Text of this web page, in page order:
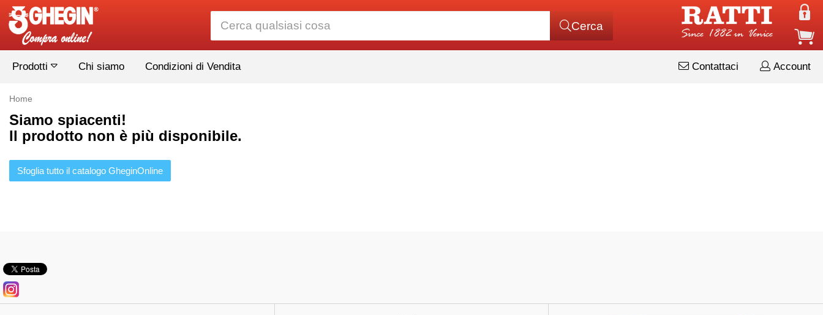
Cerca
Prodotti Chi siamo Condizioni di Vendita Account
Contattaci
Home
Siamo spiacenti!
Il prodotto non è più disponibile.
Sfoglia tutto il catalogo GheginOnline